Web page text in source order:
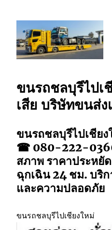
รถเสียเชียงใหม่ โ
ขนรถชลบุรีไปเ
เสีย บริษัทขนส่ง
ขนรถชลบุรีไปเชียง
☎ 080-222-
สภาพ ราคาประหยั
ฉุกเฉิน 24 ชม. บริก
และความปลอดภัย
ขนรถชลบุรีไปเชียงใหม่